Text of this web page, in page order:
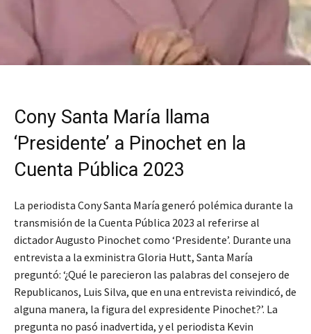
Cony Santa María llama
‘Presidente’ a Pinochet en la
Cuenta Pública 2023
La periodista Cony Santa María generó polémica durante la
transmisión de la Cuenta Pública 2023 al referirse al
dictador Augusto Pinochet como ‘Presidente’. Durante una
entrevista a la exministra Gloria Hutt, Santa María
preguntó: ‘¿Qué le parecieron las palabras del consejero de
Republicanos, Luis Silva, que en una entrevista reivindicó, de
alguna manera, la figura del expresidente Pinochet?’. La
pregunta no pasó inadvertida, y el periodista Kevin